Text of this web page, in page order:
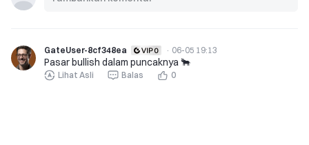
GateUser-8cf348ea · 06-05 19:13
Pasar bullish dalam puncaknya 🐂
Lihat Asli Balas 0